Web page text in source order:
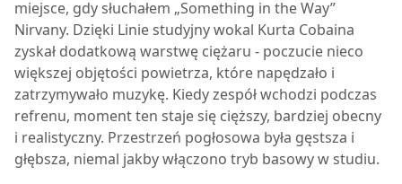
miejsce, gdy słuchałem „Something in the Way”
Nirvany. Dzięki Linie studyjny wokal Kurta Cobaina
zyskał dodatkową warstwę ciężaru - poczucie nieco
większej objętości powietrza, które napędzało i
zatrzymywało muzykę. Kiedy zespół wchodzi podczas
refrenu, moment ten staje się cięższy, bardziej obecny
i realistyczny. Przestrzeń pogłosowa była gęstsza i
głębsza, niemal jakby włączono tryb basowy w studiu.